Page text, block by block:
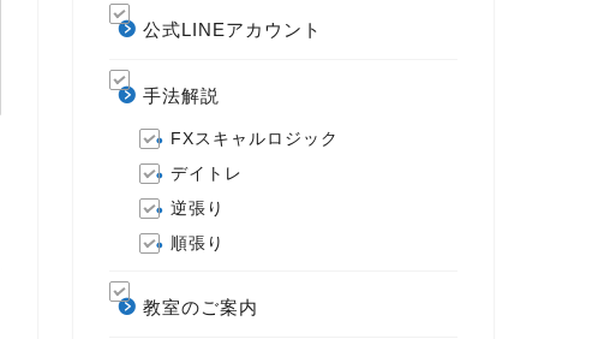
公式LINEアカウント
手法解説
FXスキャルロジック
デイトレ
逆張り
順張り
教室のご案内